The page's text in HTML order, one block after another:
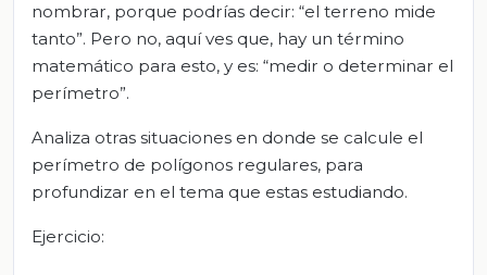
nombrar, porque podrías decir: “el terreno mide
tanto”. Pero no, aquí ves que, hay un término
matemático para esto, y es: “medir o determinar el
perímetro”.
Analiza otras situaciones en donde se calcule el
perímetro de polígonos regulares, para
profundizar en el tema que estas estudiando.
Ejercicio: